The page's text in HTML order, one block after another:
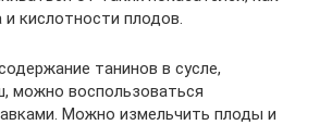
кислотности плодов.
танинов в сусле,
можно воспользоваться
Можно измельчить плоды и